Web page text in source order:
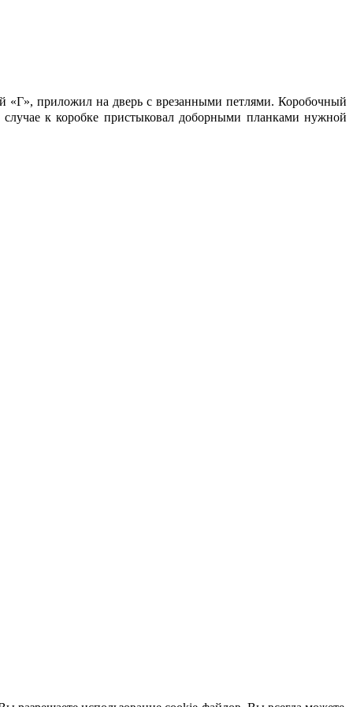
«Г», приложил на дверь с врезанными петлями. Коробочный
к коробке пристыковал доборными планками нужной